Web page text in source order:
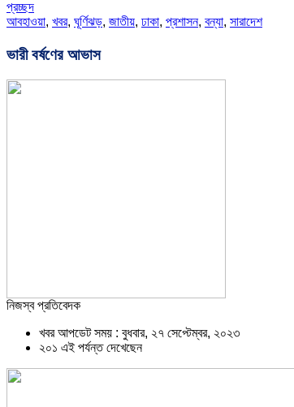
প্রচ্ছদ
আবহাওয়া, খবর, ঘূর্ণিঝড়, জাতীয়, ঢাকা, প্রশাসন, বন্যা, সারাদেশ
ভারী বর্ষণের আভাস
নিজস্ব প্রতিবেদক
খবর আপডেট সময় : বুধবার, ২৭ সেপ্টেম্বর, ২০২৩
২০১ এই পর্যন্ত দেখেছেন